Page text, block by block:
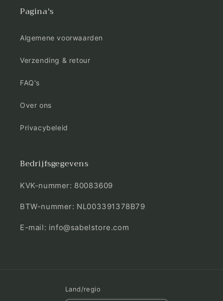
Pagina's
Algemene voorwaarden
Verzending & retour
FAQ's
Over ons
Privacybeleid
Bedrijfsgegevens
KVK-nummer: 80083609
BTW-nummer: NL003391378B79
E-mail: info@sabelstore.com
Land/regio